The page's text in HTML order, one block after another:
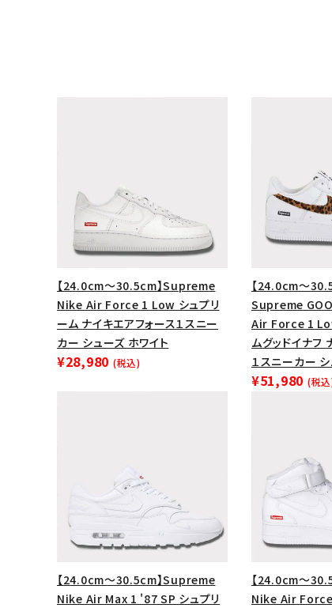
キーワードから探す
【24.0cm～30.5cm】Supreme
Nike Air Force 1 Low シュプリ
ーム ナイキエアフォース１スニー
カー シューズ ホワイト
¥28,980 (税込)
【24.0cm～
Supreme
Air Force 1
ムグッドイナフ
１スニーカー
¥51,980 (税
【24.0cm～30.5cm】Supreme
Nike Air Max 1 '87 SP シュプリ
【24.0cm～
Nike Air Force